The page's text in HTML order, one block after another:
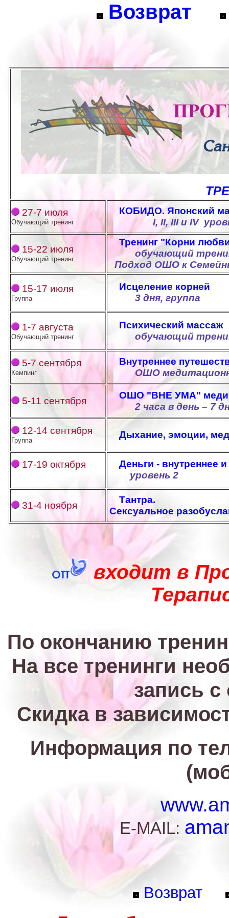
Возврат
27-7 июля
Обучающий тренинг
КОБИДО. Японский
I, II, III и IV
15-22 июля
Обучающий тренинг
Тренинг "Корни
обучающий
Подход ОШО к
15-17 июля
Группа
Исцеление корней
3 дня, группа
1-7 августа
Обучающий тренинг
Психический массаж
обучающий
5-7 сентября
Кемпинг
Внутреннее
ОШО
5-11 сентября
ОШО "ВНЕ УМА"
2 часа в день – 7
12-14 сентября
Группа
Дыхание, эмоции,
17-19 октября
Деньги - внутреннее
уровень 2
31-4 ноября
Тантра.
Сексуальное
входит в
По окончанию
На все тренинги
запись с
Скидка в
Информация по
E-MAIL:
Возврат